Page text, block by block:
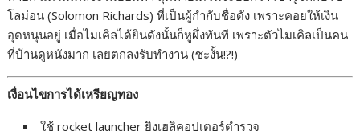
โลม่อน (Solomon Richards) ที่เป็นผู้กำกับชื่อดัง เพราะคอยให้เงิน
อุดหนุนอยู่ เมื่อไมเคิลได้ยินดังนั้นก็หูผึ่งทันที เพราะตัวไมเคิลเป็นคน
ที่บ้านดูหนังมาก เลยตกลงรับทำงาน (ซะงั้น!?!)
เงื่อนไขการได้เหรียญทอง
ใช้ rocket launcher ยิงเฮลิคอปเตอร์ตำรวจ